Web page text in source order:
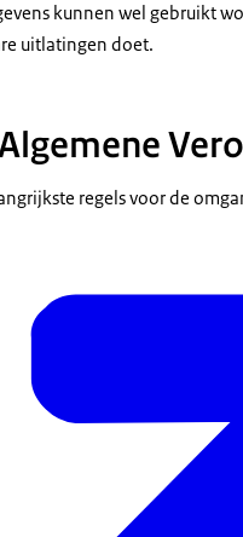
kunnen wel gebruikt
uitlatingen doet.
regels voor de